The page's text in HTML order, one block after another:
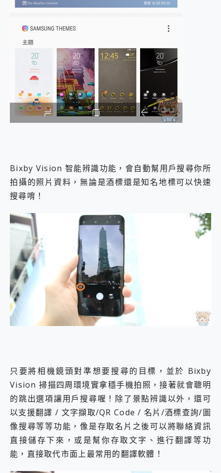
Bixby Vision 智能辨識功能，會自動幫用戶搜尋你所
拍攝的照片資料，無論是酒標還是知名地標可以快速
搜尋唷！
只要將相機鏡頭對準想要搜尋的目標，並於 Bixby
Vision 掃描四周環境實拿穩手機拍照，接著就會聰明
的跳出選項讓用戶搜尋喔！除了景點辨識以外，還可
以支援翻譯 / 文字擷取/QR Code / 名片/酒標查詢/圖
像搜尋等等功能，像是存取名片之後可以將聯絡資訊
直接儲存下來，或是幫你存取文字、進行翻譯等功
能，直接取代市面上最常用的翻譯軟體！